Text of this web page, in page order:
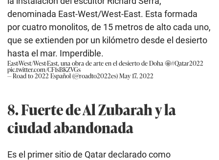
denominada East-West/West-East. Esta formada
por cuatro monolitos, de 15 metros de alto cada uno,
que se extienden por un kilómetro desde el desierto
hasta el mar. Imperdible.
East-West/West-East, una obra de arte en el desierto de Doha 🤩#Qatar2022
pic.twitter.com/CF1sBKZVGs
— Road to 2022 Español (@roadto2022es)May 17, 2022
8. Fuerte de Al Zubarah y la
ciudad abandonada
Es el primer sitio de Qatar declarado como